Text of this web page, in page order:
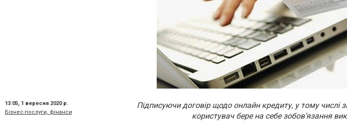
13:05, 1 вересня 2020 р.
Бізнес-послуги, фінанси
Підписуючи договір щодо онлайн кредиту, у тому числі
користувач бере на себе зобов’язання